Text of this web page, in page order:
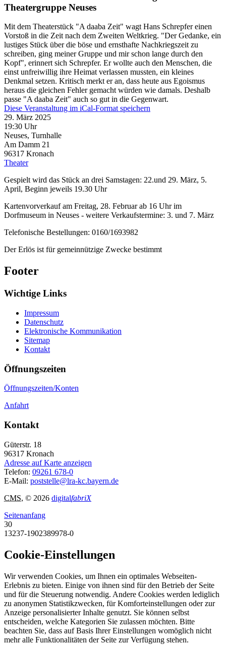
Theatergruppe Neuses
Mit dem Theaterstück "A daaba Zeit" wagt Hans Schrepfer einen
Vorstoß in die Zeit nach dem Zweiten Weltkrieg. "Der Gedanke, ein
lustiges Stück über die böse und ernsthafte Nachkriegszeit zu
schreiben, ging meiner Gruppe und mir schon lange durch den
Kopf", erinnert sich Schrepfer. Er wollte auch den Menschen, die
einst unfreiwillig ihre Heimat verlassen mussten, ein kleines
Denkmal setzen. Kritisch merkt er an, dass heute aus Egoismus
heraus die gleichen Fehler gemacht würden wie damals. Deshalb
passe "A daaba Zeit" auch so gut in die Gegenwart.
Diese Veranstaltung im iCal-Format speichern
29. März 2025
19:30 Uhr
Neuses, Turnhalle
Am Damm 21
96317 Kronach
Theater
Gespielt wird das Stück an drei Samstagen: 22.und 29. März, 5.
April, Beginn jeweils 19.30 Uhr
Kartenvorverkauf am Freitag, 28. Februar ab 16 Uhr im
Dorfmuseum in Neuses - weitere Verkaufstermine: 3. und 7. März
Telefonische Bestellungen: 0160/1693982
Der Erlös ist für gemeinnützige Zwecke bestimmt
Footer
Wichtige Links
Impressum
Datenschutz
Elektronische Kommunikation
Sitemap
Kontakt
Öffnungszeiten
Öffnungszeiten/Konten
Anfahrt
Kontakt
Güterstr. 18
96317 Kronach
Adresse auf Karte anzeigen
Telefon: 09261 678-0
E-Mail: poststelle@lra-kc.bayern.de
CMS, © 2026 digitalfabriX
Seitenanfang
30
13237-1902389978-0
Cookie-Einstellungen
Wir verwenden Cookies, um Ihnen ein optimales Webseiten-
Erlebnis zu bieten. Einige von ihnen sind für den Betrieb der Seite
und für die Steuerung notwendig. Andere Cookies werden lediglich
zu anonymen Statistikzwecken, für Komforteinstellungen oder zur
Anzeige personalisierter Inhalte genutzt. Sie können selbst
entscheiden, welche Kategorien Sie zulassen möchten. Bitte
beachten Sie, dass auf Basis Ihrer Einstellungen womöglich nicht
mehr alle Funktionalitäten der Seite zur Verfügung stehen.